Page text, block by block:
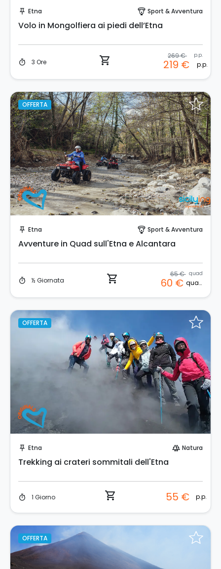
push_pin Etna paragliding Sport & Avventura
Volo in Mongolfiera ai piedi dell’Etna
timer 3 Ore shopping_cart 269 € p.p.
219 € p.p.
OFFERTA
push_pin Etna paragliding Sport & Avventura
Avventure in Quad sull'Etna e Alcantara
timer ½ Giornata shopping_cart 65 € quad
60 € quad
OFFERTA
push_pin Etna forest Natura
Trekking ai crateri sommitali dell'Etna
timer 1 Giorno shopping_cart 55 € p.p.
OFFERTA